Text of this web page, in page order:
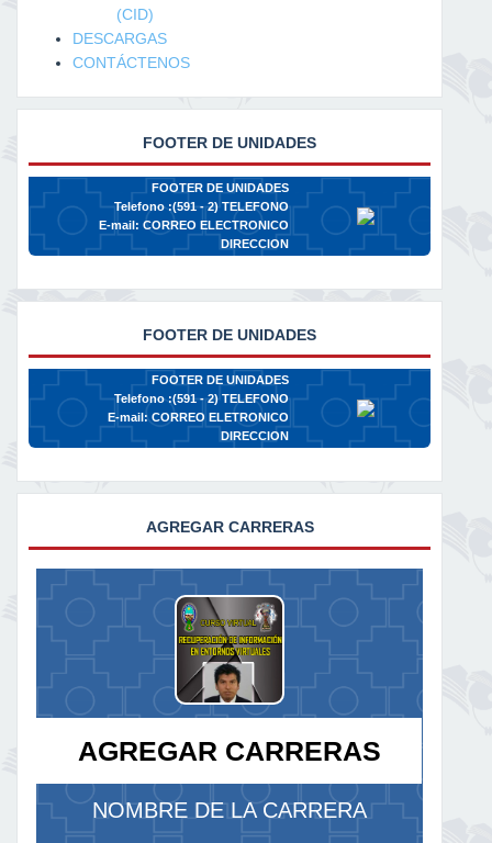
(CID)
DESCARGAS
CONTÁCTENOS
FOOTER DE UNIDADES
FOOTER DE UNIDADES
Telefono :(591 - 2)TELEFONO
E-mail: CORREO ELECTRONICO
DIRECCION
FOOTER DE UNIDADES
FOOTER DE UNIDADES
Telefono :(591 - 2)TELEFONO
E-mail:CORREO ELETRONICO
DIRECCION
AGREGAR CARRERAS
AGREGAR CARRERAS
NOMBRE DE LA CARRERA